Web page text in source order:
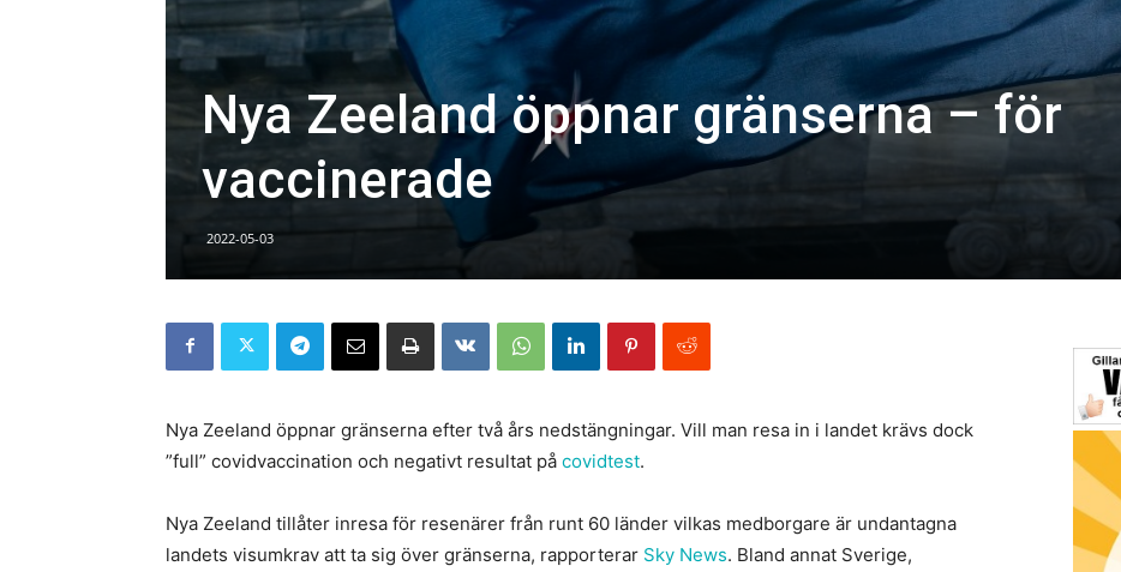
Nya Zeeland öppnar gränserna – för
vaccinerade
2022-05-03
Nya Zeeland öppnar gränserna efter två års nedstängningar. Vill man resa in i landet krävs dock
”full” covidvaccination och negativt resultat på covidtest.
Nya Zeeland tillåter inresa för resenärer från runt 60 länder vilkas medborgare är undantagna
landets visumkrav att ta sig över gränserna, rapporterar Sky News. Bland annat Sverige,